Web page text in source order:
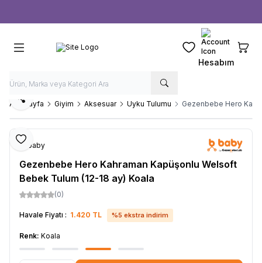
Favorilerim
Hesabım
Ana Sayfa Giyim Aksesuar Uyku Tulumu Gezenbebe Hero
Favoriye Ekle
Paylaş
b-baby
Gezenbebe Hero Kahraman Kapüşonlu Welsoft
Bebek Tulum (12-18 ay) Koala
(0)
Havale Fiyatı : 1.420 TL %5 ekstra indirim
Renk: Koala